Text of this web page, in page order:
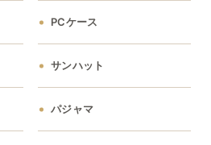
PCケース
サンハット
パジャマ